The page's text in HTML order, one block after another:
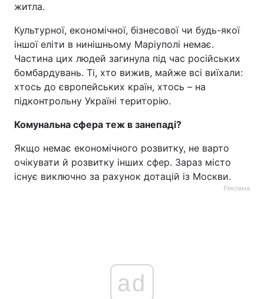
Тема оформлення
житла.
Культурної, економічної, бізнесової чи будь-якої
іншої еліти в нинішньому Маріуполі немає.
Частина цих людей загинула під час російських
бомбардувань. Ті, хто вижив, майже всі виїхали:
хтось до європейських країн, хтось – на
підконтрольну Україні територію.
Комунальна сфера теж в занепаді?
Якщо немає економічного розвитку, не варто
очікувати й розвитку інших сфер. Зараз місто
існує виключно за рахунок дотацій із Москви.
Реклама
ad